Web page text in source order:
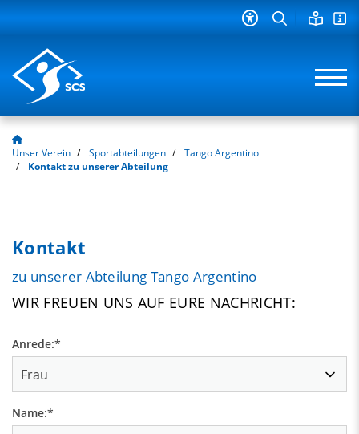
Unser Verein Sportabteilungen
Tango Argentino
Kontakt zu unserer Abteilung
Kontakt
zu unserer Abteilung Tango Argentino
WIR FREUEN UNS AUF EURE NACHRICHT:
Anrede:*
Name:*